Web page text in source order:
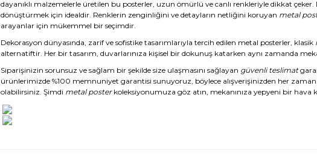
dayanıklı malzemelerle üretilen bu posterler, uzun ömürlü ve canlı renkleriyle dikkat çeker.
dönüştürmek için idealdir. Renklerin zenginliğini ve detayların netliğini koruyan metal
arayanlar için mükemmel bir seçimdir.
Dekorasyon dünyasında, zarif ve sofistike tasarımlarıyla tercih edilen metal posterler, klasik
alternatiftir. Her bir tasarım, duvarlarınıza kişisel bir dokunuş katarken aynı zamanda
Siparişinizin sorunsuz ve sağlam bir şekilde size ulaşmasını sağlayan güvenli teslimat
ürünlerimizde %100 memnuniyet garantisi sunuyoruz, böylece alışverişinizden her
olabilirsiniz. Şimdi metal posterkoleksiyonumuza göz atın, mekanınıza yepyeni bir hava